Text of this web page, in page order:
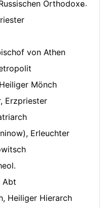
Orthodoxen Kirche
von Athen
Mönch
Erzpriester
Erleuchter
Abt
Heiliger Hierarch